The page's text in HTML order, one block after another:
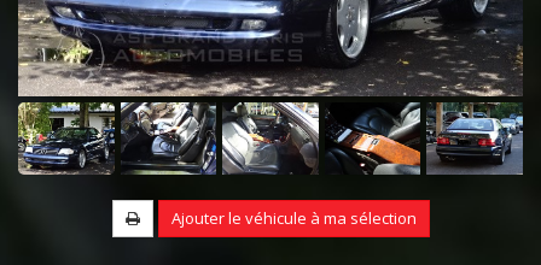
Ajouter le véhicule à ma sélection